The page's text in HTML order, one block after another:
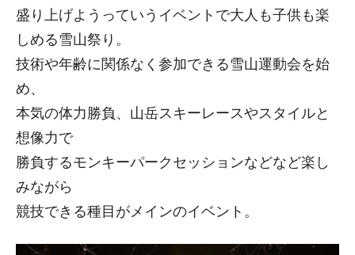
盛り上げようっていうイベントで大人も子供も楽
しめる雪山祭り。
技術や年齢に関係なく参加できる雪山運動会を始
め、
本気の体力勝負、山岳スキーレースやスタイルと
想像力で
勝負するモンキーパークセッションなどなど楽し
みながら
競技できる種目がメインのイベント。